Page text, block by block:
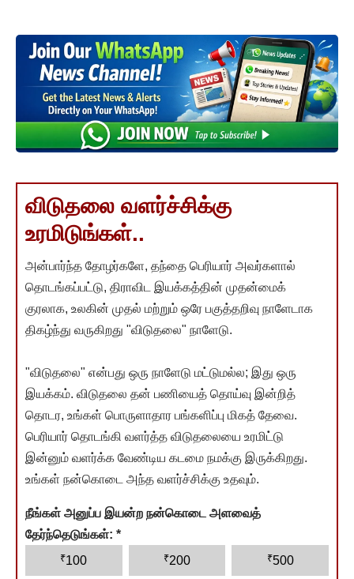
விடுதலை வளர்ச்சிக்கு
உரமிடுங்கள்..
அன்பார்ந்த தோழர்களே, தந்தை பெரியார் அவர்களால்
தொடங்கப்பட்டு, திராவிட இயக்கத்தின் முதன்மைக்
குரலாக, உலகின் முதல் மற்றும் ஒரே பகுத்தறிவு நாளேடாக
திகழ்ந்து வருகிறது "விடுதலை" நாளேடு.
"விடுதலை" என்பது ஒரு நாளேடு மட்டுமல்ல; இது ஒரு
இயக்கம். விடுதலை தன் பணியைத் தொய்வு இன்றித்
தொடர, உங்கள் பொருளாதார பங்களிப்பு மிகத் தேவை.
பெரியார் தொடங்கி வளர்த்த விடுதலையை உரமிட்டு
இன்னும் வளர்க்க வேண்டிய கடமை நமக்கு இருக்கிறது.
உங்கள் நன்கொடை அந்த வளர்ச்சிக்கு உதவும்.
நீங்கள் அனுப்ப இயன்ற நன்கொடை அளவைத்
தேர்ந்தெடுங்கள்: *
₹100 ₹200 ₹500